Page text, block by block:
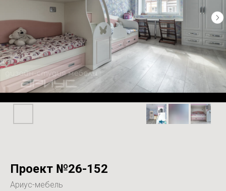
Проект №26-152
Ариус-мебель